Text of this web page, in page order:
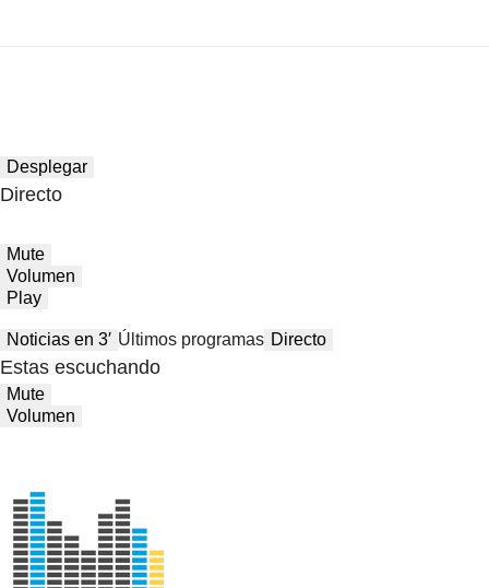
Desplegar
Directo
Mute
Volumen
Play
Noticias en 3′ Últimos programas Directo
Estas escuchando
Mute
Volumen